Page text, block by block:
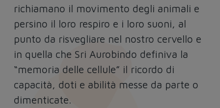
richiamano il movimento degli animali e
persino il loro respiro e i loro suoni, al
punto da risvegliare nel nostro cervello e
in quella che Sri Aurobindo definiva la
“memoria delle cellule” il ricordo di
capacità, doti e abilità messe da parte o
dimenticate.